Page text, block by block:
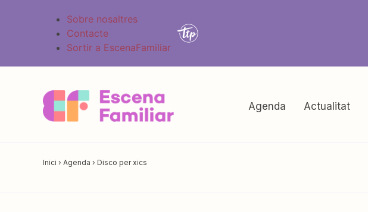
Sobre nosaltres
Contacte
Sortir a EscenaFamiliar
Agenda Actualitat
Inici › Agenda › Disco per xics